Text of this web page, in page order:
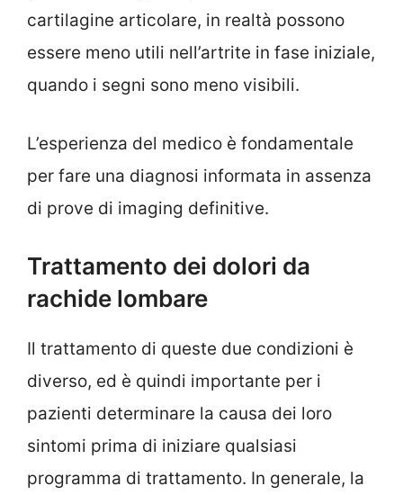
cartilagine articolare, in realtà possono
essere meno utili nell’artrite in fase iniziale,
quando i segni sono meno visibili.
L’esperienza del medico è fondamentale
per fare una diagnosi informata in assenza
di prove di imaging definitive.
Trattamento dei dolori da
rachide lombare
Il trattamento di queste due condizioni è
diverso, ed è quindi importante per i
pazienti determinare la causa dei loro
sintomi prima di iniziare qualsiasi
programma di trattamento. In generale, la